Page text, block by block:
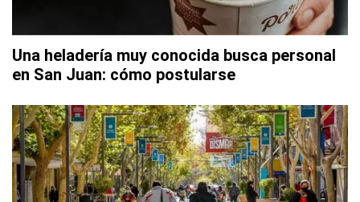
Una heladería muy conocida busca personal
en San Juan: cómo postularse